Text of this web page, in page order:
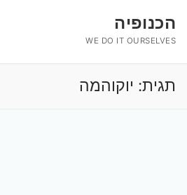
לתוכןהכנופיה
WE DO IT OURSELVES
תגית: יוקוהמה